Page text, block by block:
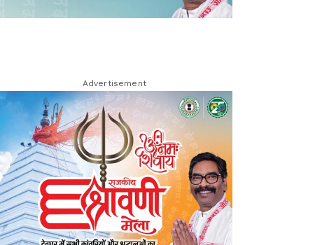
Advertisement